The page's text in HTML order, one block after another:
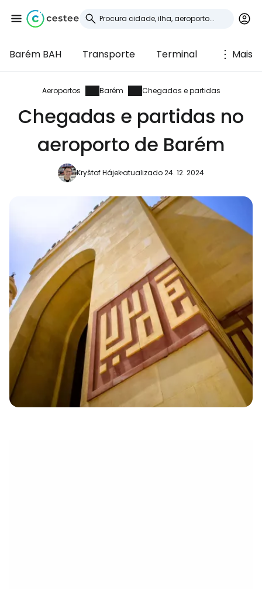
Barém BAH Transporte Terminal Mais
Aeroportos Barém Chegadas e partidas
Chegadas e partidas no
aeroporto de Barém
Kryštof Hájekatualizado 24. 12. 2024
Iniciar sessão no
Cestee
... a comunidade mundial de viajantes
Continuar com o Google
Continuar com o Facebook
Continuar com o correio
eletrónico